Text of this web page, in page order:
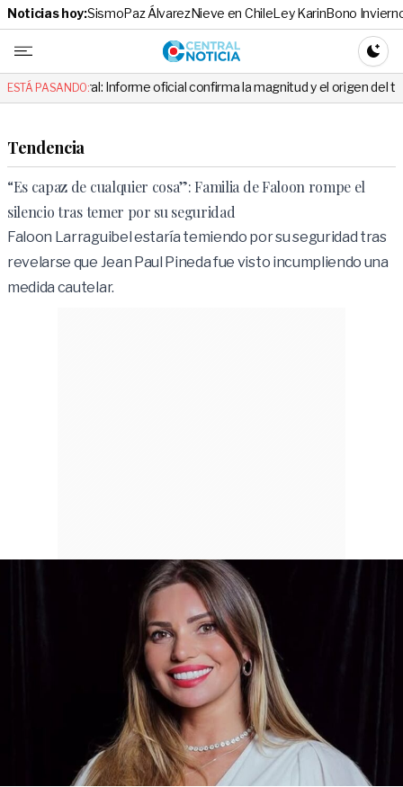
Noticias hoy:SismoPaz ÁlvarezNieve en ChileLey KarinBono
Central
ESTÁ PASANDO:
Informe oficial confirma la magnitud y el origen del temblor
Tendencia
“Es capaz de cualquier cosa”: Familia de Faloon rompe el
silencio tras temer por su seguridad
Faloon Larraguibel estaría temiendo por su seguridad tras
revelarse que Jean Paul Pineda fue visto incumpliendo una
medida cautelar.